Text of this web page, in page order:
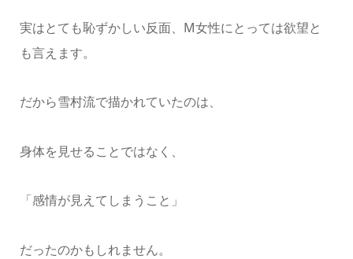
実はとても恥ずかしい反面、M女性にとっては欲望と
も言えます。
だから雪村流で描かれていたのは、
身体を見せることではなく、
「感情が見えてしまうこと」
だったのかもしれません。